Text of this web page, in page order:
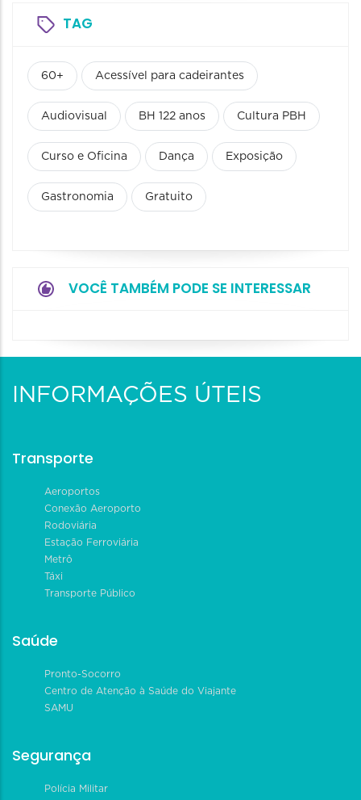
TAG
60+ Acessível para cadeirantes
Audiovisual BH 122 anos Cultura PBH
Curso e Oficina Dança Exposição
Gastronomia Gratuito
VOCÊ TAMBÉM PODE SE INTERESSAR
INFORMAÇÕES ÚTEIS
Transporte
Aeroportos
Conexão Aeroporto
Rodoviária
Estação Ferroviária
Metrô
Táxi
Transporte Público
Saúde
Pronto-Socorro
Centro de Atenção à Saúde do Viajante
SAMU
Segurança
Polícia Militar